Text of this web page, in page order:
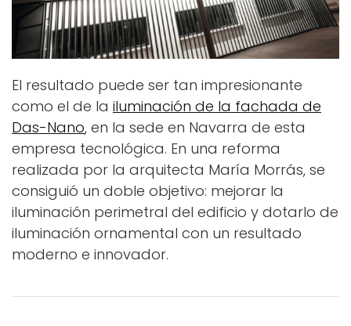
El resultado puede ser tan impresionante
como el de la iluminación de la fachada de
Das-Nano, en la sede en Navarra de esta
empresa tecnológica. En una reforma
realizada por la arquitecta María Morrás, se
consiguió un doble objetivo: mejorar la
iluminación perimetral del edificio y dotarlo de
iluminación ornamental con un resultado
moderno e innovador.